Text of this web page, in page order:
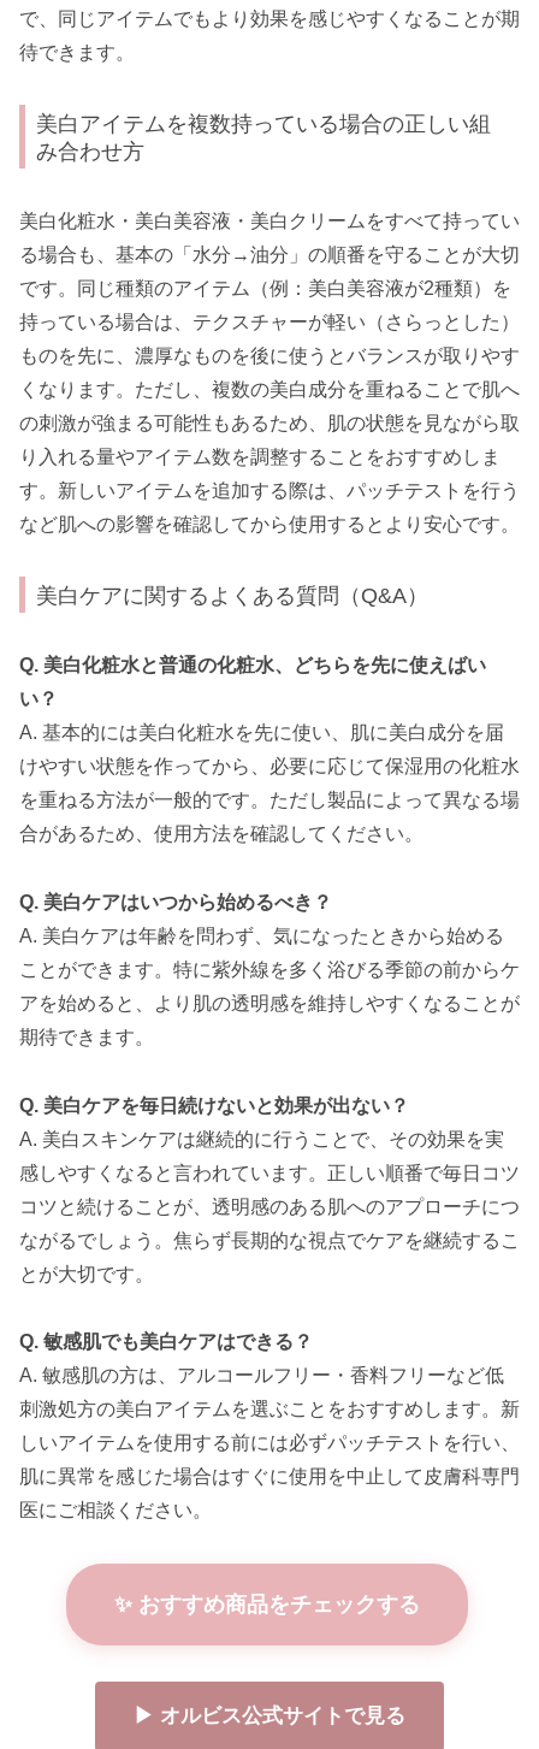
で、同じアイテムでもより効果を感じやすくなることが期
待できます。
美白アイテムを複数持っている場合の正しい組
み合わせ方
美白化粧水・美白美容液・美白クリームをすべて持ってい
る場合も、基本の「水分→油分」の順番を守ることが大切
です。同じ種類のアイテム（例：美白美容液が2種類）を
持っている場合は、テクスチャーが軽い（さらっとした）
ものを先に、濃厚なものを後に使うとバランスが取りやす
くなります。ただし、複数の美白成分を重ねることで肌へ
の刺激が強まる可能性もあるため、肌の状態を見ながら取
り入れる量やアイテム数を調整することをおすすめしま
す。新しいアイテムを追加する際は、パッチテストを行う
など肌への影響を確認してから使用するとより安心です。
美白ケアに関するよくある質問（Q&A）
Q. 美白化粧水と普通の化粧水、どちらを先に使えばい
い？
A. 基本的には美白化粧水を先に使い、肌に美白成分を届
けやすい状態を作ってから、必要に応じて保湿用の化粧水
を重ねる方法が一般的です。ただし製品によって異なる場
合があるため、使用方法を確認してください。
Q. 美白ケアはいつから始めるべき？
A. 美白ケアは年齢を問わず、気になったときから始める
ことができます。特に紫外線を多く浴びる季節の前からケ
アを始めると、より肌の透明感を維持しやすくなることが
期待できます。
Q. 美白ケアを毎日続けないと効果が出ない？
A. 美白スキンケアは継続的に行うことで、その効果を実
感しやすくなると言われています。正しい順番で毎日コツ
コツと続けることが、透明感のある肌へのアプローチにつ
ながるでしょう。焦らず長期的な視点でケアを継続するこ
とが大切です。
Q. 敏感肌でも美白ケアはできる？
A. 敏感肌の方は、アルコールフリー・香料フリーなど低
刺激処方の美白アイテムを選ぶことをおすすめします。新
しいアイテムを使用する前には必ずパッチテストを行い、
肌に異常を感じた場合はすぐに使用を中止して皮膚科専門
医にご相談ください。
✨ おすすめ商品をチェックする
▶ オルビス公式サイトで見る